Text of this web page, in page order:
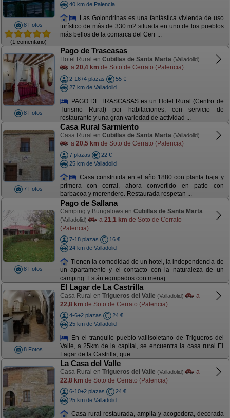
8 Fotos
(1 comentario)
40 km de Palencia
Las Golondrinas es una fantástica vivienda de uso
turístico de más de 330 m2 situada en uno de los pueblos
más bellos de la comarca del Cerr ...
8 Fotos
Pago de Trascasas
Hotel Rural en Cubillas de Santa Marta (Valladolid)
a 20,4 km de Soto de Cerrato (Palencia)
2-16+4 plazas
55 €
27 km de Valladolid
PAGO DE TRASCASAS es un Hotel Rural (Centro de
Turismo Rural) por habitaciones, con servicio de
restaurante y una gran variedad de actividad ...
7 Fotos
Casa Rural Sarmiento
Casa Rural en Cubillas de Santa Marta (Valladolid)
a 20,5 km de Soto de Cerrato (Palencia)
7 plazas
22 €
25 km de Valladolid
Casa construida en el año 1880 con planta baja y
primera con corral, ahora convertido en patio con
barbacoa y merendero. Restaurada respetan ...
8 Fotos
Pago de Sallana
Camping y Bungalows en Cubillas de Santa Marta
(Valladolid) a 21,1 km de Soto de Cerrato
(Palencia)
7-18 plazas
16 €
24 km de Valladolid
Tienen la comodidad de un hotel, la independencia de
un apartamento y el contacto con la naturaleza de un
camping. Están equipados con menaj ...
8 Fotos
El Lagar de La Castrilla
Casa Rural en Trigueros del Valle (Valladolid)
a
22,8 km de Soto de Cerrato (Palencia)
4-6+2 plazas
24 €
25 km de Valladolid
En el tranquilo pueblo vallisoletano de Trigueros del
Valle, a 25km de la capital, se encuentra la casa rural El
Lagar de la Castrilla, que ...
La Casa del Valle
Casa Rural en Trigueros del Valle (Valladolid)
a
22,8 km de Soto de Cerrato (Palencia)
6-10+2 plazas
24 €
25 km de Valladolid
Casa rural restaurada, amplia y acogedora, decorada